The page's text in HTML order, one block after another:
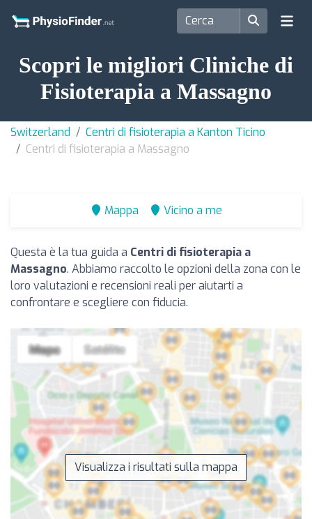
Scopri le migliori Cliniche di
Fisioterapia a Massagno
Switzerland
Centri di fisioterapia a Kanton Ticino
Centri di fisioterapia a Massagno
Mappa Vicino a me
Questa è la tua guida a Centri di fisioterapia a
Massagno. Abbiamo raccolto le opzioni della zona con le
loro valutazioni e recensioni reali per aiutarti a
confrontare e scegliere con fiducia.
Visualizza i risultati sulla mappa